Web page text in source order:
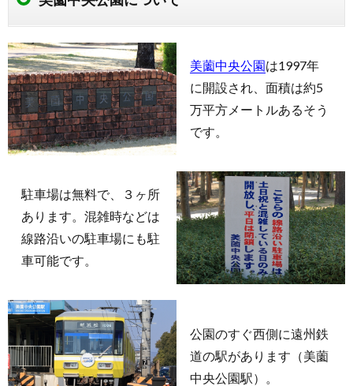
美薗中央公園は1997年
に開設され、面積は約5
万平方メートルあるそう
です。
駐車場は無料で、３ヶ所
あります。混雑時などは
線路沿いの駐車場にも駐
車可能です。
公園のすぐ西側に遠州鉄
道の駅があります（美薗
中央公園駅）。